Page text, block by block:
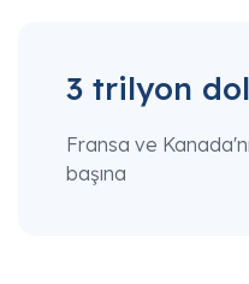
3 trilyon
Fransa ve
başına